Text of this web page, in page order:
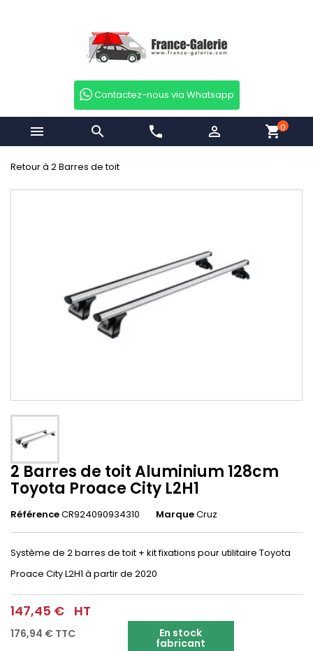
Contactez-nous via Whatsapp
  phone  shopping_cart0
Retour à 2 Barres de toit
2 Barres de toit Aluminium 128cm
Toyota Proace City L2H1
RéférenceCR924090934310 MarqueCruz
Système de 2 barres de toit + kit fixations pour utilitaire Toyota
Proace City L2H1 à partir de 2020
147,45 € HT
176,94 € TTC En stock
fabricant